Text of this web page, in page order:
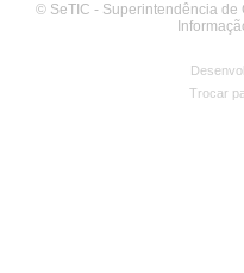
© SeTIC - Superintendência de
Trocar